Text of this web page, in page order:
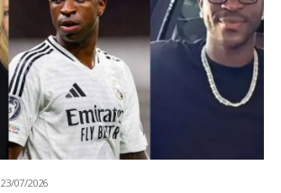
23/07/2026